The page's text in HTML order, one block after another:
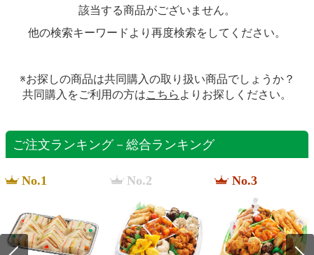
該当する商品がございません。
他の検索キーワードより再度検索をしてください。
※お探しの商品は共同購入の取り扱い商品でしょうか？
共同購入をご利用の方はこちら よりお探しください。
ご注文ランキング－総合ランキング
No.1 No.2 No.3